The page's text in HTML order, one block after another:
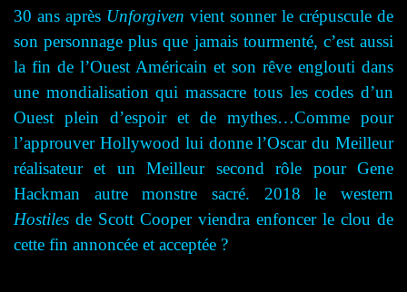
30 ans après Unforgiven vient sonner le crépuscule de
son personnage plus que jamais tourmenté, c’est aussi
la fin de l’Ouest Américain et son rêve englouti dans
une mondialisation qui massacre tous les codes d’un
Ouest plein d’espoir et de mythes…Comme pour
l’approuver Hollywood lui donne l’Oscar du Meilleur
réalisateur et un Meilleur second rôle pour Gene
Hackman autre monstre sacré. 2018 le western
Hostiles de Scott Cooper viendra enfoncer le clou de
cette fin annoncée et acceptée ?